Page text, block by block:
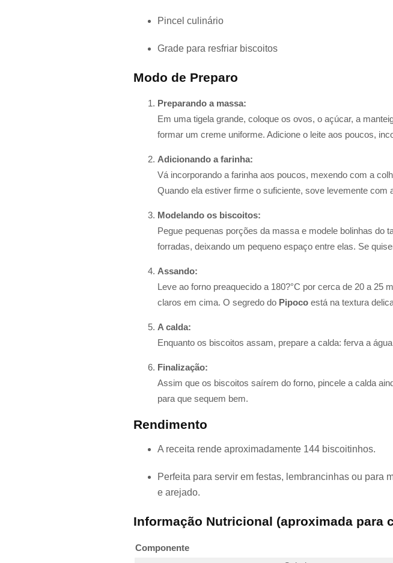
Pincel culinário
Grade para resfriar biscoitos
Modo de Preparo
Preparando a massa:
Em uma tigela grande, coloque os ovos, o açúcar, a
formar um creme uniforme. Adicione o leite aos poucos,
Adicionando a farinha:
Vá incorporando a farinha aos poucos, mexendo com a
Quando ela estiver firme o suficiente, sove levemente com
Modelando os biscoitos:
Pegue pequenas porções da massa e modele bolinhas do
forradas, deixando um pequeno espaço entre elas. Se
Assando:
Leve ao forno preaquecido a 180?°C por cerca de 20 a 25
claros em cima. O segredo do Pipoco está na textura
A calda:
Enquanto os biscoitos assam, prepare a calda: ferva a
Finalização:
Assim que os biscoitos saírem do forno, pincele a calda
para que sequem bem.
Rendimento
A receita rende aproximadamente 144 biscoitinhos.
Perfeita para servir em festas, lembrancinhas ou para
e arejado.
Informação Nutricional (aproximada para
Componente